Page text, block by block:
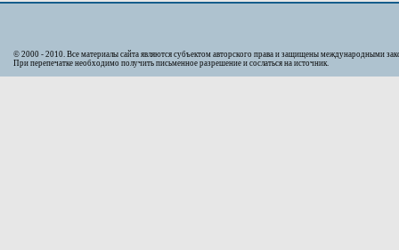
© 2000 - 2010. Bсе материалы сайта являются субъектом авторского права и защищены международными
При перепечатке необходимо получить письменное разрешение и сослаться на источник.